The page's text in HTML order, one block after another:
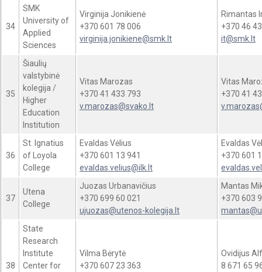
34
SMK
University of
Applied
Sciences
Virginija Jonikienė
+370 601 78 006
virginija.jonikiene@smk.lt
Rimantas
+370 46
it@smk.lt
35
Šiaulių
valstybinė
kolegija /
Higher
Education
Institution
Vitas Marozas
+370 41 433 793
v.marozas@svako.lt
Vitas
+370 41
36
St. Ignatius
of Loyola
College
Evaldas Vėlius
+370 601 13 941
evaldas.velius@ilk.lt
Evaldas
+370 601
37
Utena
College
Juozas Urbanavičius
+370 699 60 021
ujuozas@utenos-kolegija.lt
Mantas
+370 603
38
State
Research
Institute
Center for
Vilma Bėrytė
+370 607 23 363
Ovidijus
8 671 65